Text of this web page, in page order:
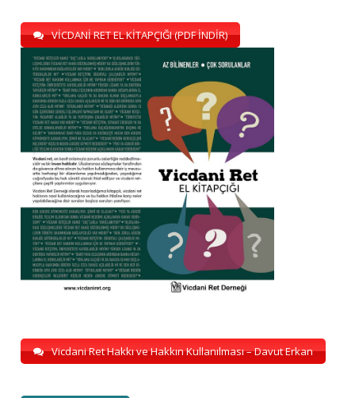
VİCDANİ RET EL KİTAPÇIĞI (PDF İNDİR)
Vicdani Ret Hakkı ve Hakkın Kullanılması – Davut Erkan